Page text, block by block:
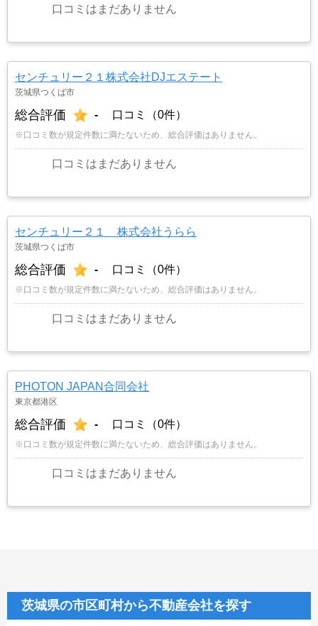
口コミはまだありません
センチュリー２１株式会社DJエステート
茨城県つくば市
総合評価 - 口コミ（0件）
※口コミ数が規定件数に満たないため、総合評価はありません。
口コミはまだありません
センチュリー２１ 株式会社うらら
茨城県つくば市
総合評価 - 口コミ（0件）
※口コミ数が規定件数に満たないため、総合評価はありません。
口コミはまだありません
PHOTON JAPAN合同会社
東京都港区
総合評価 - 口コミ（0件）
※口コミ数が規定件数に満たないため、総合評価はありません。
口コミはまだありません
茨城県の市区町村から不動産会社を探す